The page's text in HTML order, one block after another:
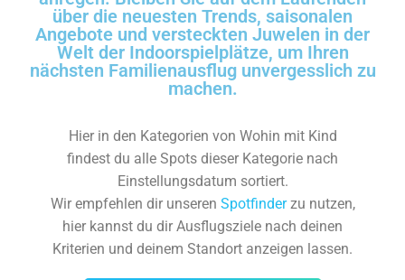
über die neuesten Trends, saisonalen
Angebote und versteckten Juwelen in der
Welt der Indoorspielplätze, um Ihren
nächsten Familienausflug unvergesslich zu
machen.
Hier in den Kategorien von Wohin mit Kind
findest du alle Spots dieser Kategorie nach
Einstellungsdatum sortiert.
Wir empfehlen dir unseren Spotfinderzu nutzen,
hier kannst du dir Ausflugsziele nach deinen
Kriterien und deinem Standort anzeigen lassen.